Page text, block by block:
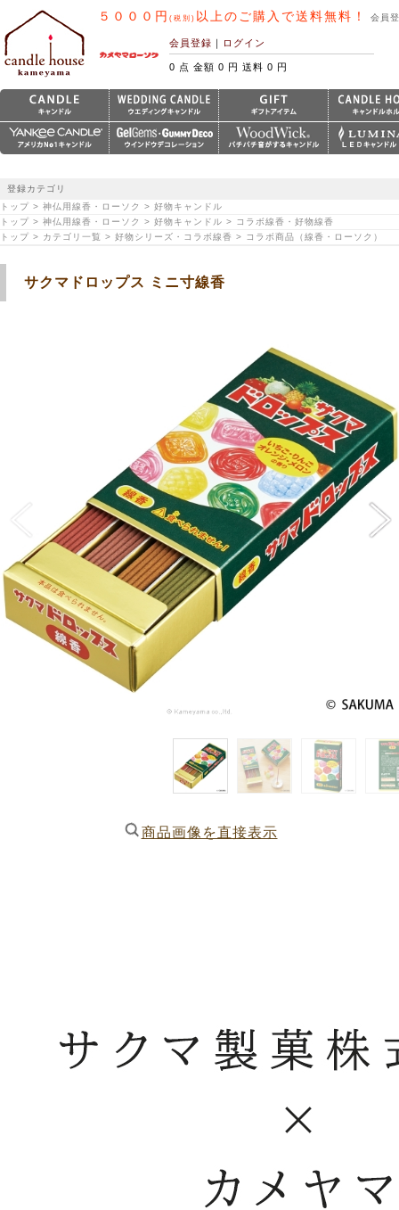
５０００円 (税別) 以上のご購入で送料無料！ 会員
会員登録 ｜ ログイン
0 点 金額 0 円 送料 0 円
登録カテゴリ
トップ > 神仏用線香・ローソク > 好物キャンドル
トップ > 神仏用線香・ローソク > 好物キャンドル > コラボ線香・好物線香
トップ > カテゴリ一覧 > 好物シリーズ・コラボ線香 > コラボ商品（線香・ローソク）
サクマドロップス ミニ寸線香
商品画像を直接表示